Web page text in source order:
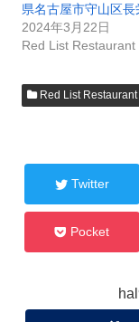
県名古屋市守山区長
2024年3月22日
Red List Restaurant
Red List Restaurant
Twitter
Pocket